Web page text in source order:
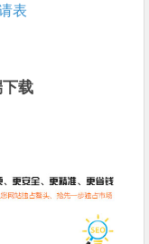
表
载